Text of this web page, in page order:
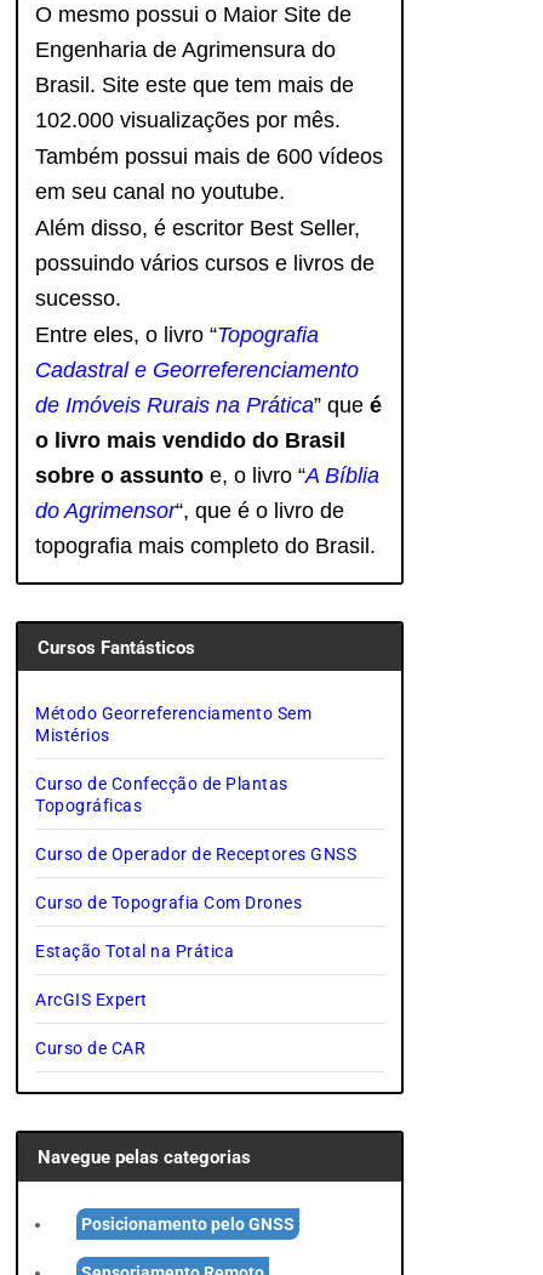
O mesmo possui o Maior Site de
Engenharia de Agrimensura do
Brasil. Site este que tem mais de
102.000 visualizações por mês.
Também possui mais de 600 vídeos
em seu canal no youtube.
Além disso, é escritor Best Seller,
possuindo vários cursos e livros de
sucesso.
Entre eles, o livro “Topografia
Cadastral e Georreferenciamento
de Imóveis Rurais na Prática” queé
o livro mais vendido do Brasil
sobre o assuntoe, o livro “A Bíblia
do Agrimensor“, que é o livro de
topografia mais completo do Brasil.
Cursos Fantásticos
Método Georreferenciamento Sem
Mistérios
Curso de Confecção de Plantas
Topográficas
Curso de Operador de Receptores GNSS
Curso de Topografia Com Drones
Estação Total na Prática
ArcGIS Expert
Curso de CAR
Navegue pelas categorias
Posicionamento pelo GNSS